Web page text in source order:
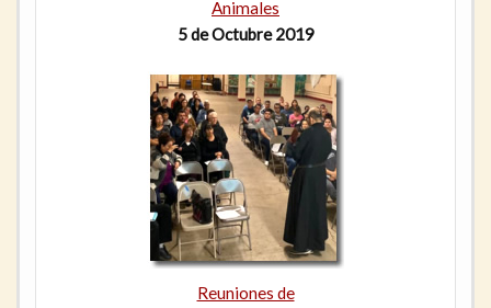
Animales
5 de Octubre 2019
Reuniones de